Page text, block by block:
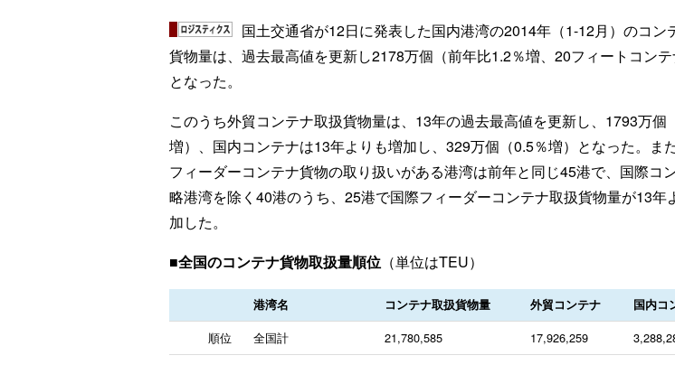
国土交通省が12日に発表した国内港湾の2014年（1-12月）のコン
貨物量は、過去最高値を更新し2178万個（前年比1.2％増、20フィートコンテ
となった。
このうち外貿コンテナ取扱貨物量は、13年の過去最高値を更新し、1793万個
増）、国内コンテナは13年よりも増加し、329万個（0.5％増）となった。ま
フィーダーコンテナ貨物の取り扱いがある港湾は前年と同じ45港で、国際コ
略港湾を除く40港のうち、25港で国際フィーダーコンテナ取扱貨物量が13年
加した。
■全国のコンテナ貨物取扱量順位 （単位はTEU）
港湾名 コンテナ取扱貨物量 外貿コンテナ 国内コ
順位 全国計 21,780,585 17,926,259